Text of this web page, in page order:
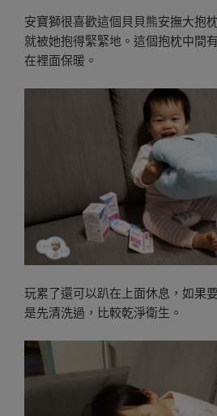
安寶獅很喜歡這個貝貝熊安撫大抱
就被她抱得緊緊地。這個抱枕中間
在裡面保暖。
玩累了還可以趴在上面休息，如果
是先清洗過，比較乾淨衛生。